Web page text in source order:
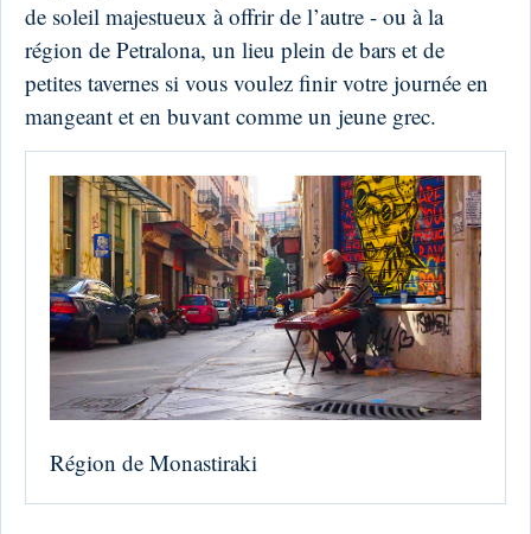
de soleil majestueux à offrir de l’autre - ou à la
région de Petralona, un lieu plein de bars et de
petites tavernes si vous voulez finir votre journée en
mangeant et en buvant comme un jeune grec.
Région de Monastiraki